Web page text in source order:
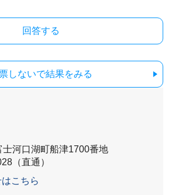
しないで結果をみる
士河口湖町船津1700番地
（直通）
こちら